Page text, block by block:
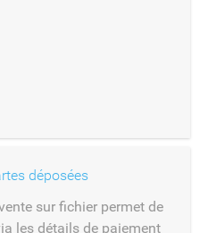
déposées
sur fichier permet de
les détails de paiement